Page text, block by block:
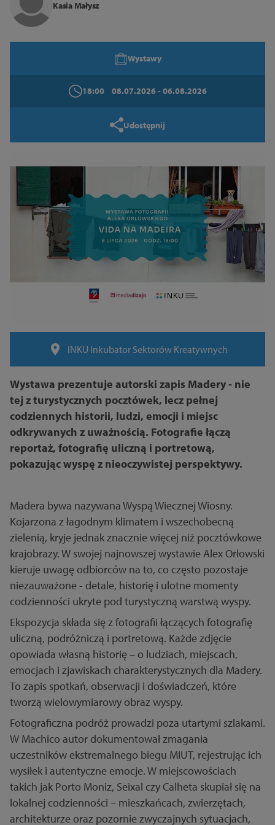
Kasia Małysz
Wystawy
18:00 08.07.2026- 06.08.2026
Udostępnij
INKU Inkubator Sektorów Kreatywnych
Wystawa prezentuje autorski zapis Madery - nie
tej z turystycznych pocztówek, lecz pełnej
codziennych historii, ludzi, emocji i miejsc
odkrywanych z uważnością. Fotografie łączą
reportaż, fotografię uliczną i portretową,
pokazując wyspę z nieoczywistej perspektywy.
Madera bywa nazywana Wyspą Wiecznej Wiosny.
Kojarzona z łagodnym klimatem i wszechobecną
zielenią, kryje jednak znacznie więcej niż pocztówkowe
krajobrazy. W swojej najnowszej wystawie Alex Orłowski
kieruje uwagę odbiorców na to, co często pozostaje
niezauważone - detale, historię i ulotne momenty
codzienności ukryte pod turystyczną warstwą wyspy.
Ekspozycja składa się z fotografii łączących fotografię
uliczną, podróżniczą i portretową. Każde zdjęcie
opowiada własną historię – o ludziach, miejscach,
emocjach i zjawiskach charakterystycznych dla Madery.
To zapis spotkań, obserwacji i doświadczeń, które
tworzą wielowymiarowy obraz wyspy.
Fotograficzna podróż prowadzi poza utartymi szlakami.
W Machico autor dokumentował zmagania
uczestników ekstremalnego biegu MIUT, rejestrując ich
wysiłek i autentyczne emocje. W miejscowościach
takich jak Porto Moniz, Seixal czy Calheta skupiał się na
lokalnej codzienności – mieszkańcach, zwierzętach,
architekturze oraz pozornie zwyczajnych sytuacjach,